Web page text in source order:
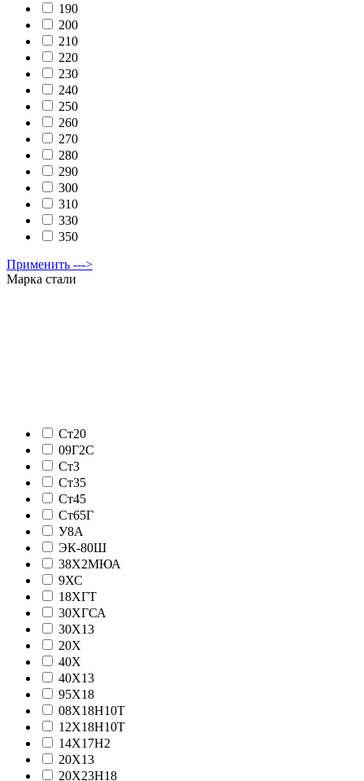
190
200
210
220
230
240
250
260
270
280
290
300
310
330
350
Применить --->
Марка стали
Ст20
09Г2С
Ст3
Ст35
Ст45
Ст65Г
У8А
ЭК-80Ш
38Х2МЮА
9ХС
18ХГТ
30ХГСА
30Х13
20Х
40Х
40Х13
95Х18
08Х18Н10Т
12Х18Н10Т
14Х17Н2
20Х13
20Х23Н18